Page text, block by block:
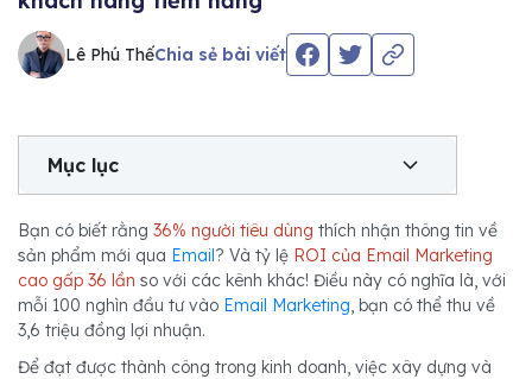
Lê Phú ThếChia sẻ bài viết
Mục lục
Bạn có biết rằng 36% người tiêu dùng thích nhận thông tin về
sản phẩm mới qua Email? Và tỷ lệ ROI của Email Marketing
cao gấp 36 lần so với các kênh khác! Điều này có nghĩa là, với
mỗi 100 nghìn đầu tư vào Email Marketing, bạn có thể thu về
3,6 triệu đồng lợi nhuận.
Để đạt được thành công trong kinh doanh, việc xây dựng và